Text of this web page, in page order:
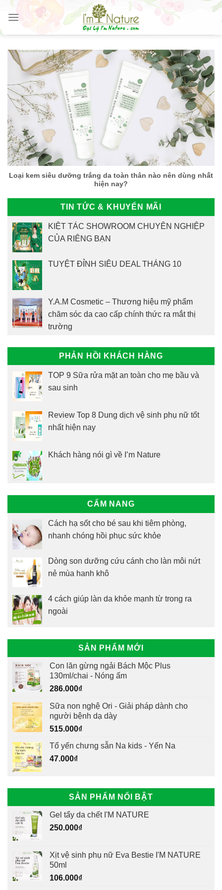
Skip
content
Loại kem siêu dưỡng trắng da toàn thân nào nên dùng nhất
hiện nay?
TIN TỨC & KHUYẾN MÃI
KIỆT TÁC SHOWROOM CHUYÊN NGHIỆP
CỦA RIÊNG BẠN
TUYỆT ĐỈNH SIÊU DEAL THÁNG 10
Y.A.M Cosmetic – Thương hiệu mỹ phẩm
chăm sóc da cao cấp chính thức ra mắt thị
trường
PHẢN HỒI KHÁCH HÀNG
TOP 9 Sữa rửa mặt an toàn cho mẹ bầu và
sau sinh
Review Top 8 Dung dịch vệ sinh phụ nữ tốt
nhất hiện nay
Khách hàng nói gì về I’m Nature
CẨM NANG
Cách hạ sốt cho bé sau khi tiêm phòng,
nhanh chóng hồi phục sức khỏe
Dòng son dưỡng cứu cánh cho làn môi nứt
nẻ mùa hanh khô
4 cách giúp làn da khỏe mạnh từ trong ra
ngoài
SẢN PHẨM MỚI
Con lăn gừng ngải Bách Mộc Plus
130ml/chai - Nóng ấm
286.000₫
Sữa non nghệ Ori - Giải pháp dành cho
người bệnh dạ dày
515.000₫
Tổ yến chưng sẵn Na kids - Yến Na
47.000₫
SẢN PHẨM NỔI BẬT
Gel tẩy da chết I'M NATURE
250.000₫
Xịt vệ sinh phụ nữ Eva Bestie I'M NATURE
50ml
106.000₫